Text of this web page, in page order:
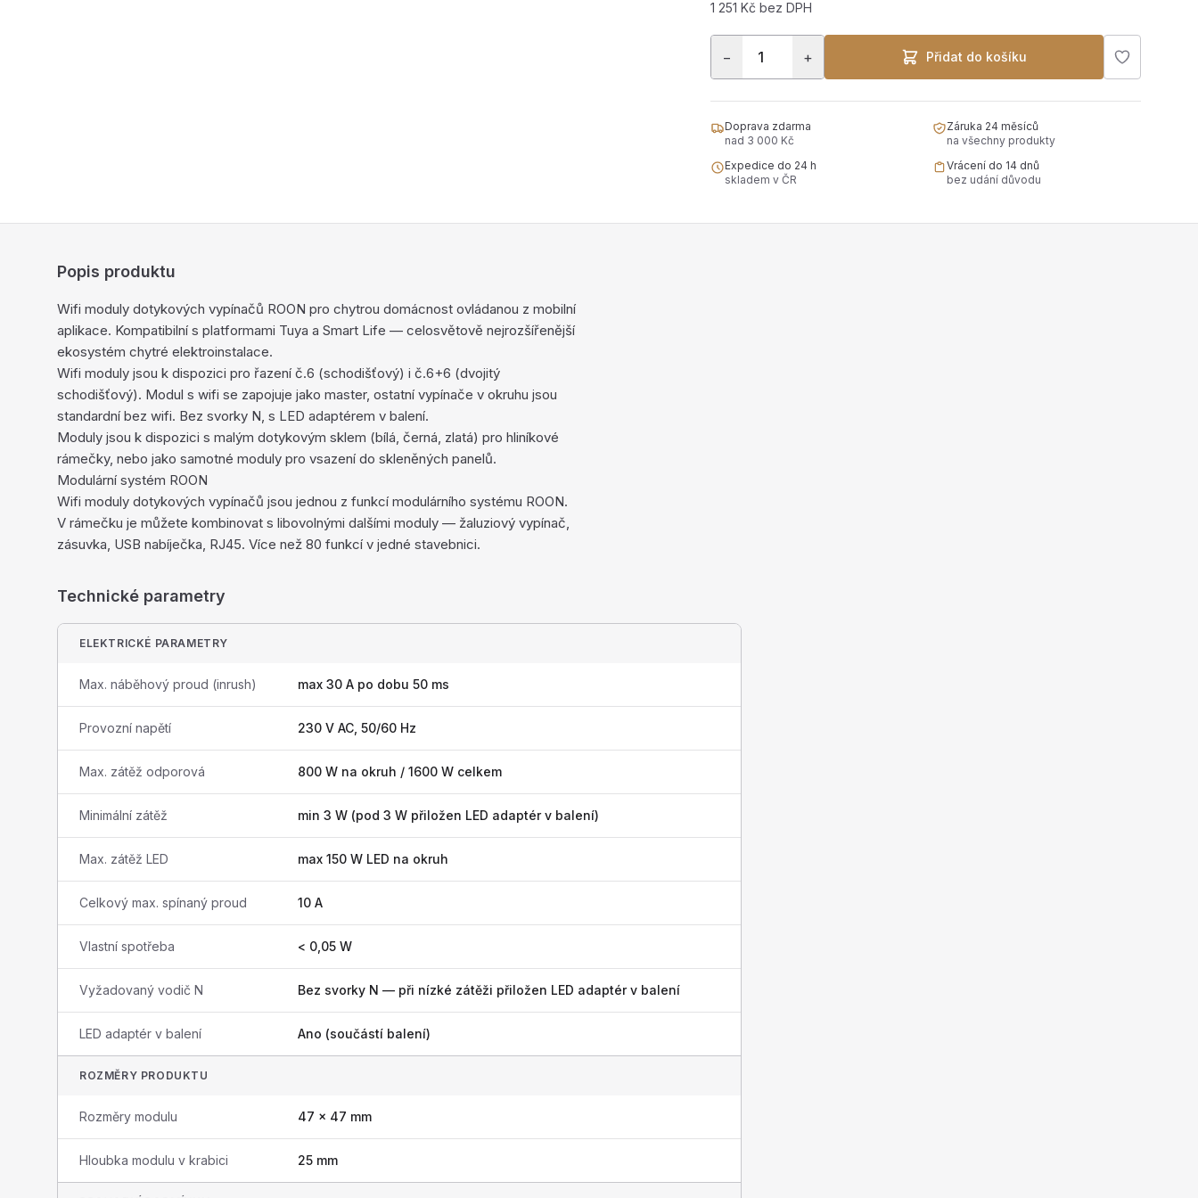
1 251 Kč bez DPH
− + Přidat do košíku
Doprava zdarma
nad 3 000 Kč
Záruka 24 měsíců
na všechny produkty
Expedice do 24 h
skladem v ČR
Vrácení do 14 dnů
bez udání důvodu
Popis produktu
Wifi moduly dotykových vypínačů ROON pro chytrou domácnost ovládanou z mobilní
aplikace. Kompatibilní s platformami Tuya a Smart Life — celosvětově nejrozšířenější
ekosystém chytré elektroinstalace.
Wifi moduly jsou k dispozici pro řazení č.6 (schodišťový) i č.6+6 (dvojitý
schodišťový). Modul s wifi se zapojuje jako master, ostatní vypínače v okruhu jsou
standardní bez wifi. Bez svorky N, s LED adaptérem v balení.
Moduly jsou k dispozici s malým dotykovým sklem (bílá, černá, zlatá) pro hliníkové
rámečky, nebo jako samotné moduly pro vsazení do skleněných panelů.
Modulární systém ROON
Wifi moduly dotykových vypínačů jsou jednou z funkcí modulárního systému ROON.
V rámečku je můžete kombinovat s libovolnými dalšími moduly — žaluziový vypínač,
zásuvka, USB nabíječka, RJ45. Více než 80 funkcí v jedné stavebnici.
Technické parametry
ELEKTRICKÉ PARAMETRY
Max. náběhový proud (inrush) max 30 A po dobu 50 ms
Provozní napětí 230 V AC, 50/60 Hz
Max. zátěž odporová 800 W na okruh / 1600 W celkem
Minimální zátěž min 3 W (pod 3 W přiložen LED adaptér v balení)
Max. zátěž LED max 150 W LED na okruh
Celkový max. spínaný proud 10 A
Vlastní spotřeba < 0,05 W
Vyžadovaný vodič N Bez svorky N — při nízké zátěži přiložen LED adaptér v balení
LED adaptér v balení Ano (součástí balení)
ROZMĚRY PRODUKTU
Rozměry modulu 47 × 47 mm
Hloubka modulu v krabici 25 mm